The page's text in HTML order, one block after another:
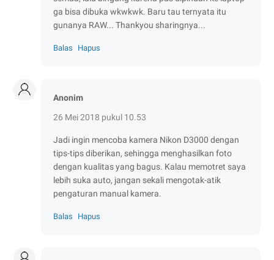
ga bisa dibuka wkwkwk. Baru tau ternyata itu
gunanya RAW... Thankyou sharingnya...
Balas Hapus
Anonim
26 Mei 2018 pukul 10.53
Jadi ingin mencoba kamera Nikon D3000 dengan
tips-tips diberikan, sehingga menghasilkan foto
dengan kualitas yang bagus. Kalau memotret saya
lebih suka auto, jangan sekali mengotak-atik
pengaturan manual kamera.
Balas Hapus